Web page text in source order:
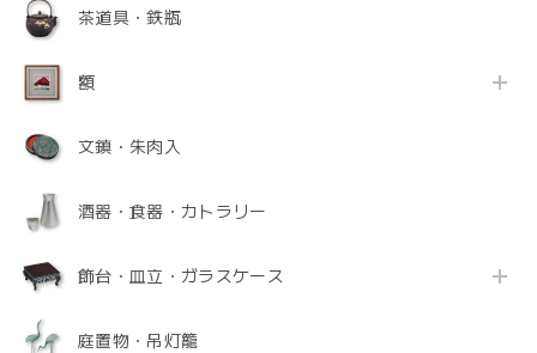
茶道具・鉄瓶
額
文鎮・朱肉入
酒器・食器・カトラリー
飾台・皿立・ガラスケース
庭置物・吊灯籠